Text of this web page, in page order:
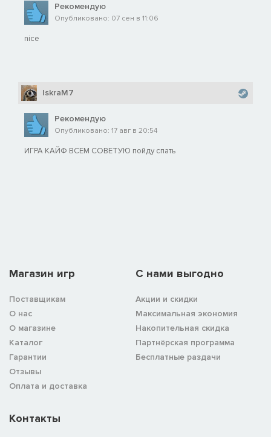
Рекомендую
Опубликовано: 07 сен в 11:06
nice
IskraM7
Рекомендую
Опубликовано: 17 авг в 20:54
ИГРА КАЙФ ВСЕМ СОВЕТУЮ пойду спать
Магазин игр
Поставщикам
О нас
О магазине
Каталог
Гарантии
Отзывы
Оплата и доставка
C нами выгодно
Акции и скидки
Максимальная экономия
Накопительная скидка
Партнёрская программа
Бесплатные раздачи
Контакты